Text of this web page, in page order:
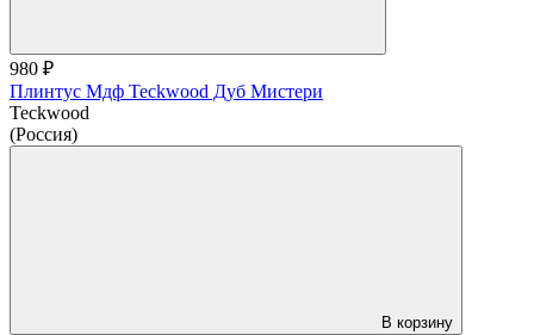
980 ₽
Плинтус Мдф Teckwood Дуб Мистери
Teckwood
(Россия)
В корзину